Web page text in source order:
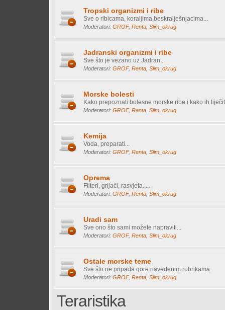
Tropski organizmi i ribe
Sve o ribicama, koraljima,beskralješnjacima...
Moderatori: GROF, Renta Slim_okrug
Jadranski organizmi i ribe
Sve što je vezano uz Jadran...
Moderatori: GROF, Renta Slim_okrug
Morske bolesti
Kako prepoznati bolesne morske ribe i kako ih
Moderatori: GROF, Renta Slim_okrug
Kemija
Voda, preparati...
Moderatori: GROF, Renta Slim_okrug
Oprema
Filteri, grijači, rasvjeta.....
Moderatori: GROF, Renta Slim_okrug
Uradi sam
Sve ono što sami možete napraviti...
Moderatori: GROF, Renta Slim_okrug
Ostale morske teme
Sve što ne pripada gore navedenim rubrikama
Moderatori: GROF, Renta Slim_okrug
Teraristika